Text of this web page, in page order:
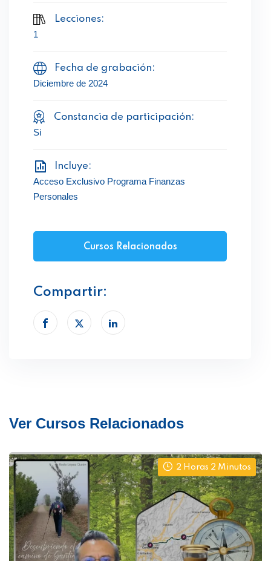
Lecciones:
1
Fecha de grabación:
Diciembre de 2024
Constancia de participación:
Si
Incluye:
Acceso Exclusivo Programa Finanzas
Personales
Cursos Relacionados
Compartir:
Ver Cursos Relacionados
2 Horas 2 Minutos